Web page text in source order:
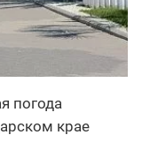
погода
крае